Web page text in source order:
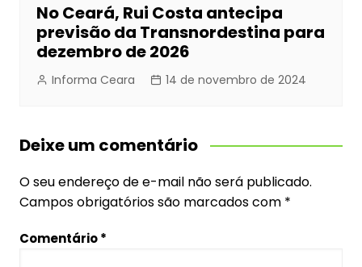
No Ceará, Rui Costa antecipa
previsão da Transnordestina para
dezembro de 2026
Informa Ceara 14 de novembro de 2024
Deixe um comentário
O seu endereço de e-mail não será publicado.
Campos obrigatórios são marcados com *
Comentário*